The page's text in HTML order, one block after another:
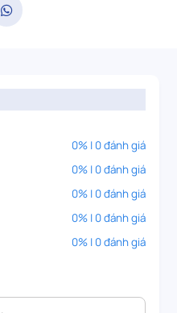
0% | 0 đánh giá
0% | 0 đánh giá
0% | 0 đánh giá
0% | 0 đánh giá
0% | 0 đánh giá